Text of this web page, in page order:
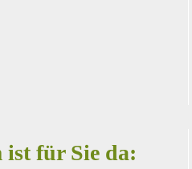
ist für Sie da: